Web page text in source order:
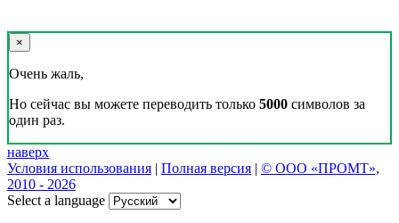
×
Очень жаль,
Но сейчас вы можете переводить только 5000 символов за
один раз.
наверх
Условия использования | Полная версия | © ООО «ПРОМТ»,
2010 - 2026
Select a language